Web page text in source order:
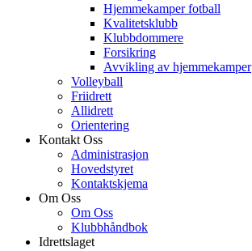
Hjemmekamper fotball
Kvalitetsklubb
Klubbdommere
Forsikring
Avvikling av hjemmekamper
Volleyball
Friidrett
Allidrett
Orientering
Kontakt Oss
Administrasjon
Hovedstyret
Kontaktskjema
Om Oss
Om Oss
Klubbhåndbok
Idrettslaget